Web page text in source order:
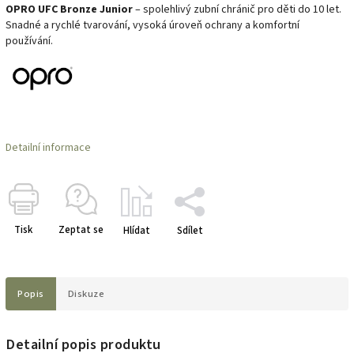
OPRO UFC Bronze Junior– spolehlivý zubní chránič pro děti do 10 let.
Snadné a rychlé tvarování, vysoká úroveň ochrany a komfortní
používání.
Detailní informace
Tisk Zeptat se Hlídat Sdílet
Popis Diskuze
Detailní popis produktu